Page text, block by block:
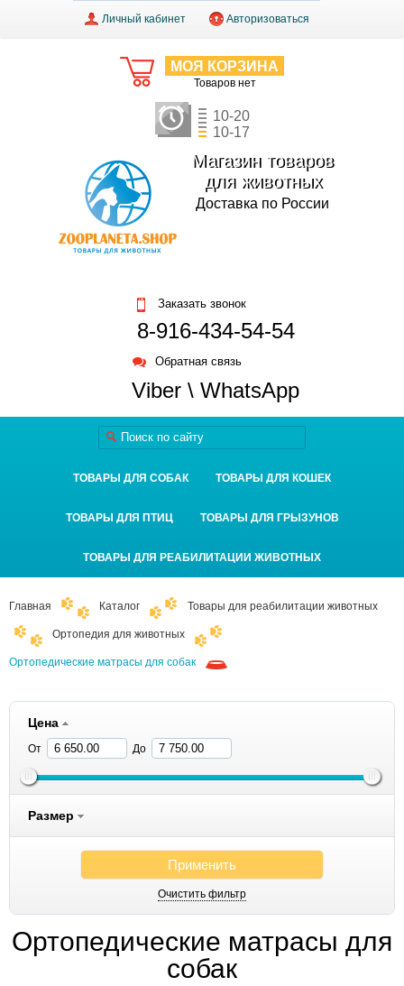
Личный кабинет Авторизоваться
МОЯ КОРЗИНА
Товаров нет
10-20
10-17
Магазин товаров
для животных
Доставка по России
Заказать звонок
8-916-434-54-54
Обратная связь
Viber \ WhatsApp
ТОВАРЫ ДЛЯ СОБАК ТОВАРЫ ДЛЯ КОШЕК
ТОВАРЫ ДЛЯ ПТИЦ ТОВАРЫ ДЛЯ ГРЫЗУНОВ
ТОВАРЫ ДЛЯ РЕАБИЛИТАЦИИ ЖИВОТНЫХ
Главная Каталог Товары для реабилитации животных
Ортопедия для животных
Ортопедические матрасы для собак
Цена
От До
Размер
Применить
Очистить фильтр
Ортопедические матрасы для
собак